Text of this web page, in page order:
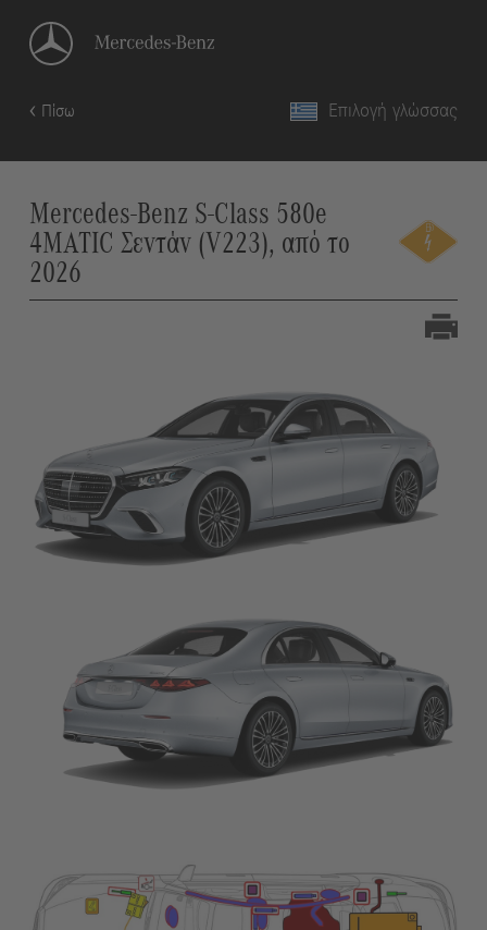
Πίσω Επιλογή γλώσσας
Mercedes-Benz S-Class 580e
4MATIC Σεντάν (V223), από το
2026